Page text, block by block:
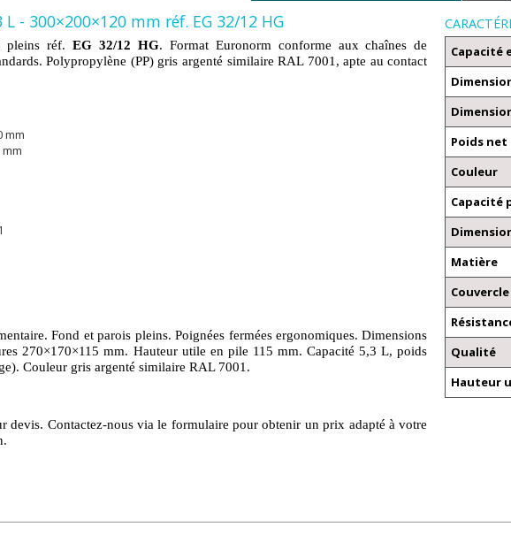
- 300×200×120 mm réf. EG 32/12 HG
pleins réf.EG 32/12 HG. Format Euronorm conforme aux chaînes de
Polypropylène (PP) gris argenté similaire RAL 7001, apte au contact
mm
mm
Fond et parois pleins. Poignées fermées ergonomiques. Dimensions
270×170×115 mm. Hauteur utile en pile 115 mm. Capacité 5,3 L, poids
Couleur gris argenté similaire RAL 7001.
devis. Contactez-nous via le formulaire pour obtenir un prix adapté à votre
Capacité
Poids net
Couleur
Capacité
Matière
Couvercle
Qualité
Hauteur